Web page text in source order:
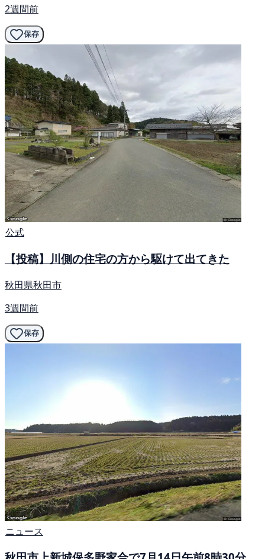
2週間前
保存
公式
【投稿】川側の住宅の方から駆けて出てきた
秋田県秋田市
3週間前
保存
ニュース